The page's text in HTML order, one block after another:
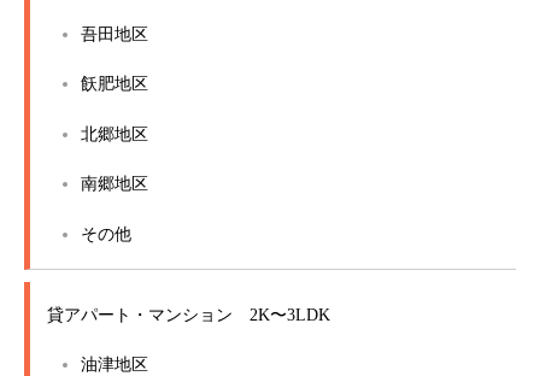
吾田地区
飫肥地区
北郷地区
南郷地区
その他
貸アパート・マンション 2K〜3LDK
油津地区